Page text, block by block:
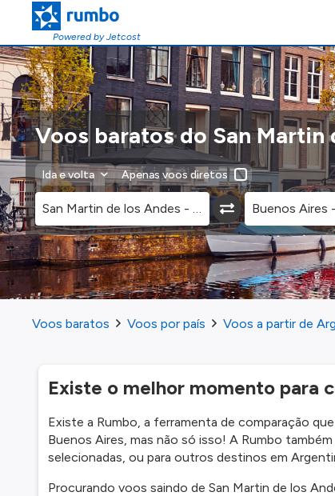
Powered by Jetcost
Voos baratos do San Martin
Ida e volta Apenas voos diretos
Voos baratos Voos por país Voos a partir de
Existe o melhor momento para
Existe a Rumbo, a ferramenta de comparação
Buenos Aires, mas não só isso! A Rumbo
selecionadas, ou para outros destinos em
Procurando voos saindo de San Martin de los